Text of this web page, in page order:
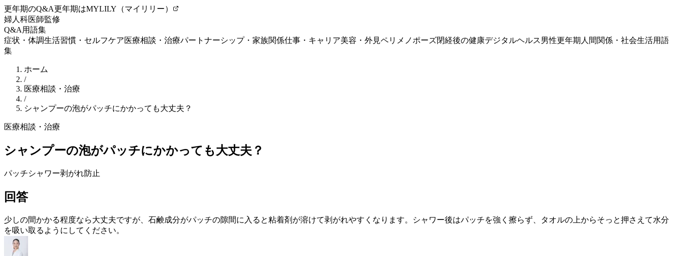
更年期のQ&A更年期はMYLILY（マイリリー）
婦人科医師監修
Q&A 用語集
症状・体調生活習慣・セルフケア医療相談・治療パートナーシップ・家族関係仕事・キャリア美容・外見ペリメノポーズ閉経後の健康デジタルヘルス男性更年期 人間関係・社会生活用語
集
ホーム
/
医療相談・治療
/
シャンプーの泡がパッチにかかっても大丈夫？
医療相談・治療
シャンプーの泡がパッチにかかっても大丈夫？
パッチシャワー剥がれ防止
回答
少しの間かかる程度なら大丈夫ですが、石鹸成分がパッチの隙間に入ると粘着剤が溶けて剥がれやすくなります。シャワー後はパッチを強く擦らず、タオルの上からそっと押さえて水分
を吸い取るようにしてください。